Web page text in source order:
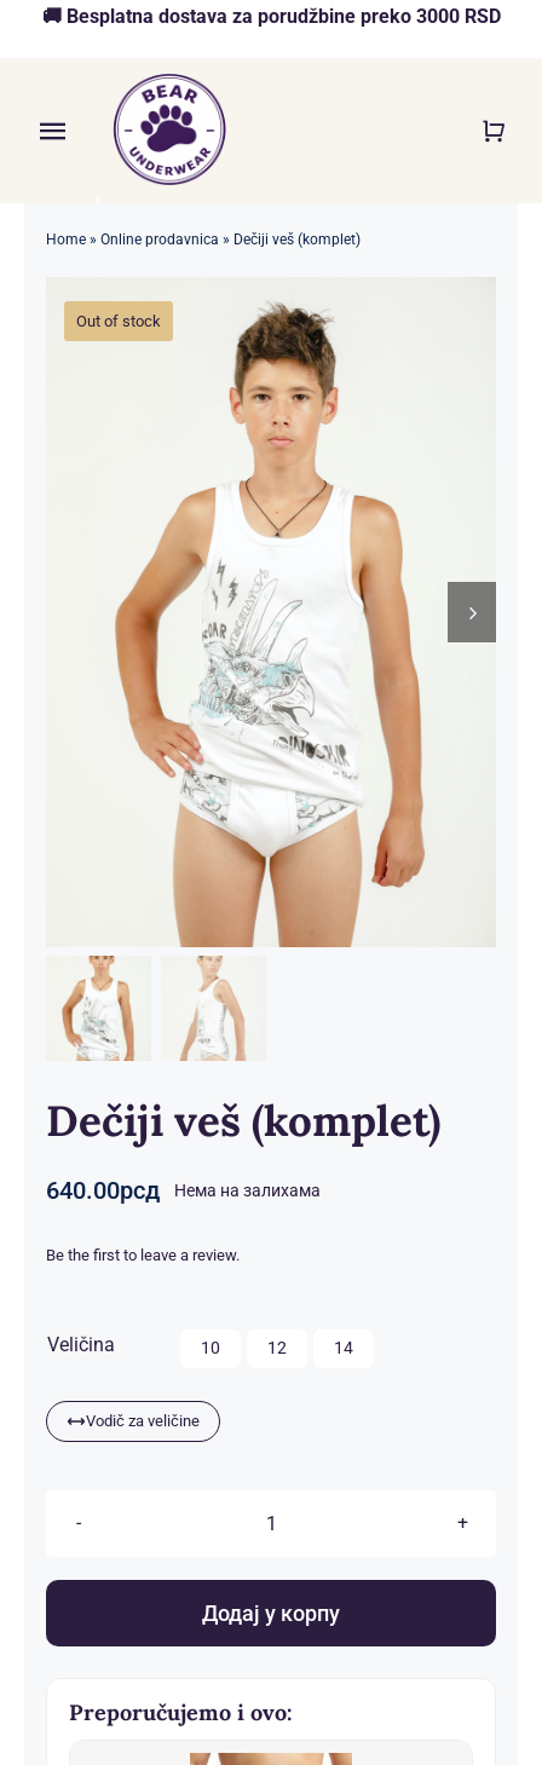
🚚 Besplatna dostava za porudžbine preko 3000 RSD
Toggle
Navigation
O nama
Home» Online prodavnica » Dečiji veš (komplet)
Out of stock
Dečiji veš (komplet)
640.00рсд Нема на залихама
Be the first to leave a review.
Veličina 10 12 14
Vodič za veličine
Dečiji
(komplet)
Додај у корпу
Preporučujemo i ovo: